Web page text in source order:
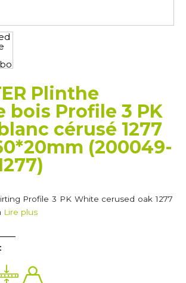
Plinthe
bois Profile 3 PK
cérusé 1277
(200049-
Profile 3 PK White cerused oak 1277
Lire plus